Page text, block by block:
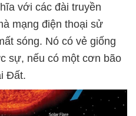
với các đài truyền
mạng điện thoại sử
sóng. Nó có vẻ giống
sự, nếu có một cơn bão
Đất.